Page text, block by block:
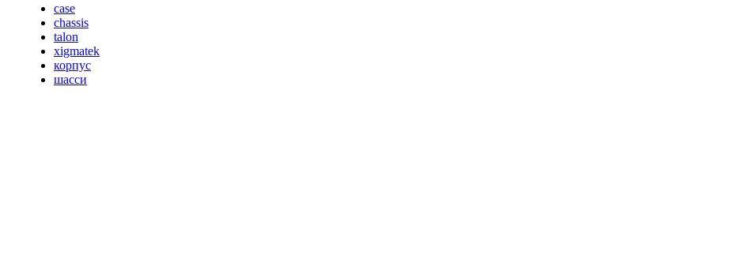
case
chassis
talon
xigmatek
корпус
шасси